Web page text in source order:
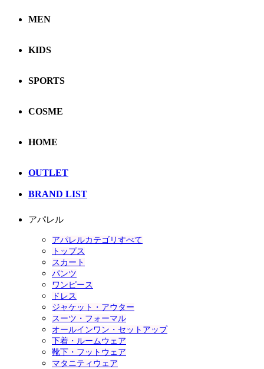
MEN
KIDS
SPORTS
COSME
HOME
OUTLET
BRAND LIST
アパレル
アパレルカテゴリすべて
トップス
スカート
パンツ
ワンピース
ドレス
ジャケット・アウター
スーツ・フォーマル
オールインワン・セットアップ
下着・ルームウェア
靴下・フットウェア
マタニティウェア